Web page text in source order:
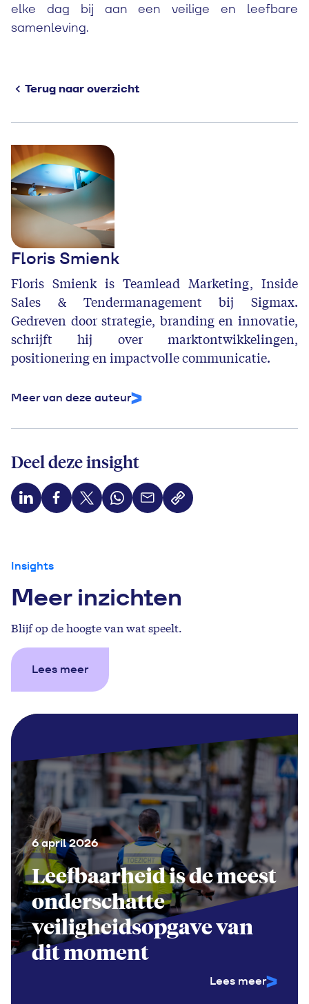
elke dag bij aan een veilige en leefbare
samenleving.
Terug naar overzicht
Floris Smienk
Floris Smienk is Teamlead Marketing, Inside
Sales & Tendermanagement bij Sigmax.
Gedreven door strategie, branding en innovatie,
schrijft hij over marktontwikkelingen,
positionering en impactvolle communicatie.
Meer van deze auteur
Deel deze insight
Insights
Meer inzichten
Blijf op de hoogte van wat speelt.
Lees meer
6 april 2026
Leefbaarheid is de meest
onderschatte
veiligheidsopgave van
dit moment
Lees meer